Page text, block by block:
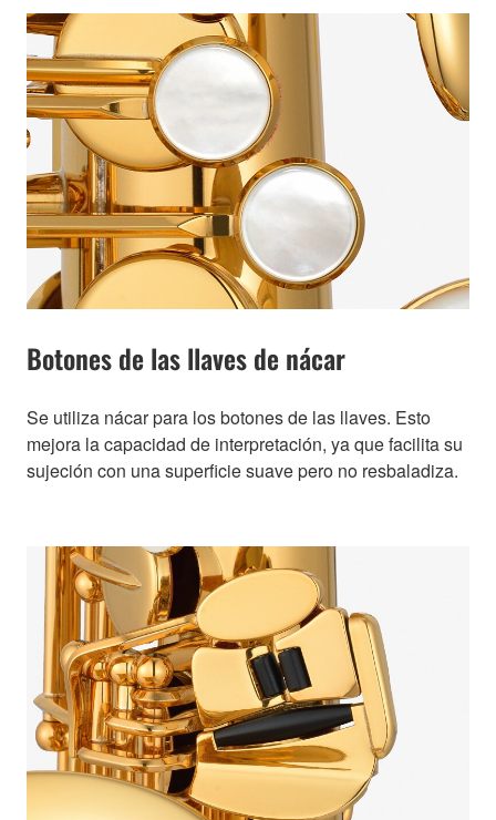
Botones de las llaves de nácar
Se utiliza nácar para los botones de las llaves. Esto
mejora la capacidad de interpretación, ya que facilita su
sujeción con una superficie suave pero no resbaladiza.